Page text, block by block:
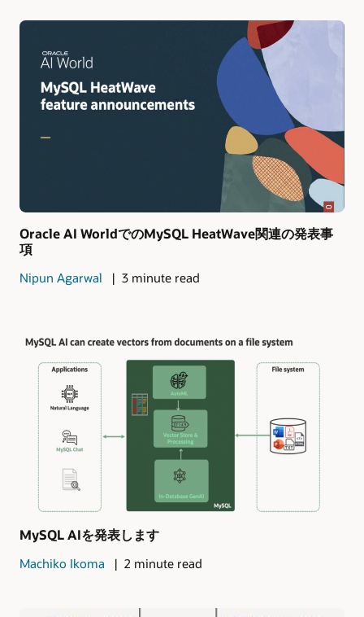
Oracle AI WorldでのMySQL HeatWave関連の発表事
項
Nipun Agarwal 3 minute read
MySQL AIを発表します
Machiko Ikoma 2 minute read